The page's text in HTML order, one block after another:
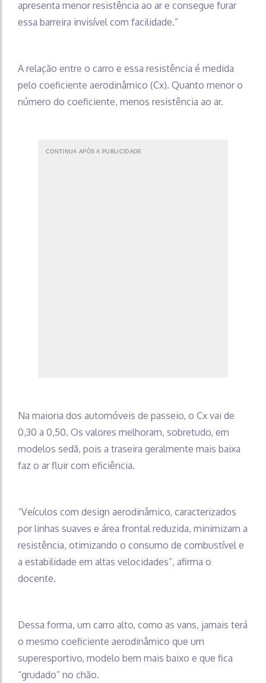
apresenta menor resistência ao ar e consegue furar
essa barreira invisível com facilidade.”
A relação entre o carro e essa resistência é medida
pelo coeficiente aerodinâmico (Cx). Quanto menor o
número do coeficiente, menos resistência ao ar.
CONTINUA APÓS A PUBLICIDADE
Na maioria dos automóveis de passeio, o Cx vai de
0,30 a 0,50. Os valores melhoram, sobretudo, em
modelos sedã, pois a traseira geralmente mais baixa
faz o ar fluir com eficiência.
“Veículos com design aerodinâmico, caracterizados
por linhas suaves e área frontal reduzida, minimizam a
resistência, otimizando o consumo de combustível e
a estabilidade em altas velocidades”, afirma o
docente.
Dessa forma, um carro alto, como as vans, jamais terá
o mesmo coeficiente aerodinâmico que um
superesportivo, modelo bem mais baixo e que fica
“grudado” no chão.